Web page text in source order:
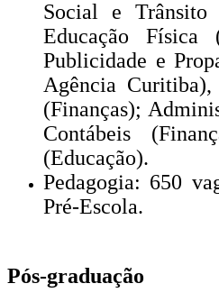
Social e Trânsito
Educação Física
Publicidade e
Agência Curitiba),
(Finanças);
Contábeis
(Educação).
Pedagogia: 650
Pré-Escola.
Pós-graduação